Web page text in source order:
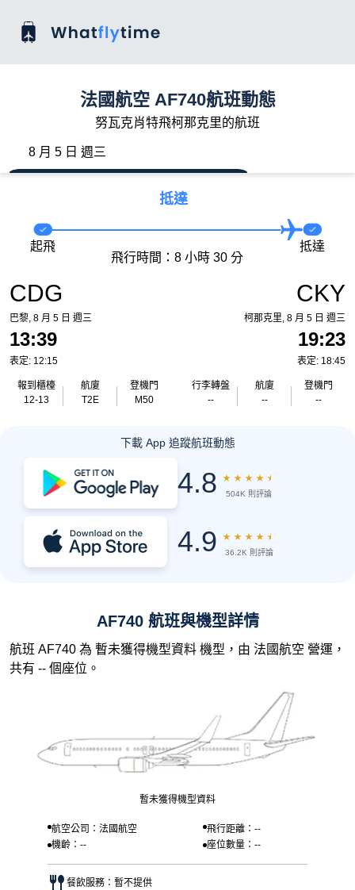
法國航空 AF740航班動態
努瓦克肖特飛柯那克里的航班
8 月 5 日 週三
抵達
CDG
巴黎, 8 月 5 日 週三
13:39
表定: 12:15
報到櫃檯
12-13
航廈
T2E
登機門
M50
起飛
飛行時間：8 小時 30 分
抵達
CKY
柯那克里, 8 月 5 日 週三
19:23
表定: 18:45
行李轉盤
--
航廈
--
登機門
--
下載 App 追蹤航班動態
4.8 ★ ★ ★ ★ ★
504K 則評論
4.9 ★ ★ ★ ★ ★
36.2K 則評論
AF740 航班與機型詳情
航班 AF740 為 暫未獲得機型資料 機型，由 法國航空 營運，
共有 -- 個座位。
暫未獲得機型資料
航空公司：法國航空
飛行距離：--
機齡：--
座位數量：--
餐飲服務：暫不提供